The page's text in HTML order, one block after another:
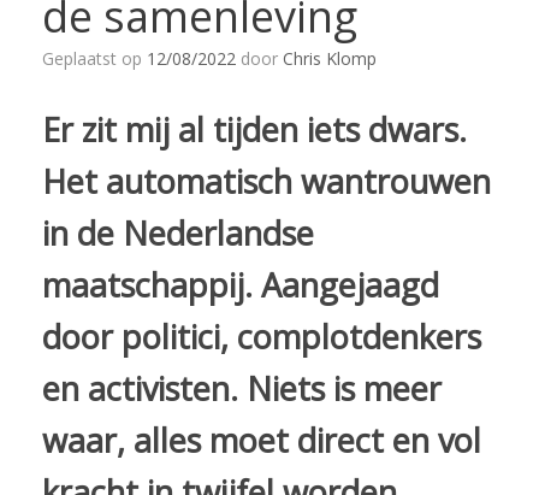
de samenleving
Geplaatst op 12/08/2022 door Chris Klomp
Er zit mij al tijden iets dwars.
Het automatisch wantrouwen
in de Nederlandse
maatschappij. Aangejaagd
door politici, complotdenkers
en activisten. Niets is meer
waar, alles moet direct en vol